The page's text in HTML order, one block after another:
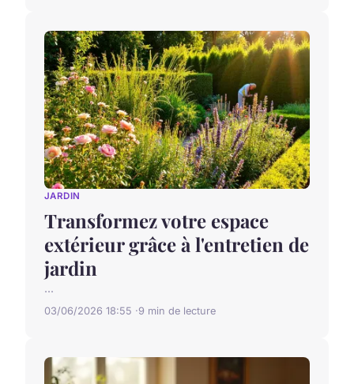
JARDIN
Transformez votre espace
extérieur grâce à l'entretien de
jardin
...
03/06/2026 18:55 9 min de lecture